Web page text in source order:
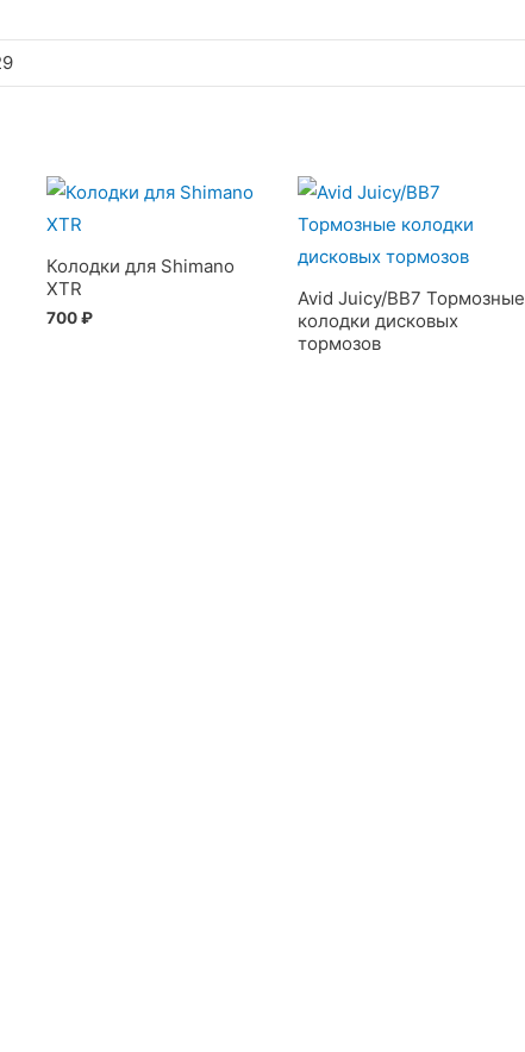
Колодки для Shimano
XTR
700₽
Avid Juicy/BB7 Тормозные
колодки дисковых
тормозов